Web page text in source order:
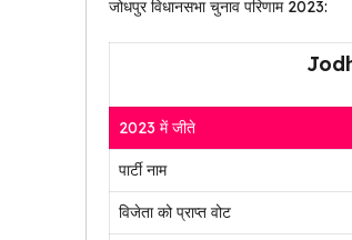
जोधपुर विधानसभा चुनाव परिणाम 2023:
2023 में जीते
पार्टी नाम
विजेता को प्राप्त वोट